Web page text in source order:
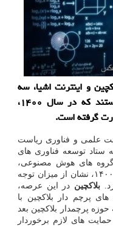
و اینترنت اشیا، سه
دستاورد مهم زیست بوم دیجیتال هستند که در سال ۱۴۰۰،
گرفته است.
علمی و فناوری ریاست
توسعه فناوری های
های هوش مصنوعی،
اینترنت اشیا و بلاکچین در بازه یک ساله ۱۴۰۰، نشان از میزان توجه
بلاکچین در این عرصه،
پرچم دار بلاکچین با
پرچمدار بلاکچین بعد
های لازم برخوردار